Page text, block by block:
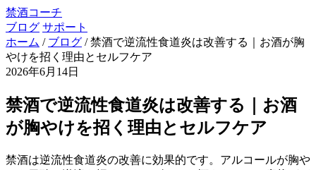
禁酒コーチ
ブログ サポート
ホーム / ブログ / 禁酒で逆流性食道炎は改善する｜お酒が胸
やけを招く理由とセルフケア
2026年6月14日
禁酒で逆流性食道炎は改善する｜お酒
が胸やけを招く理由とセルフケア
禁酒は逆流性食道炎の改善に効果的です。アルコールが胸や